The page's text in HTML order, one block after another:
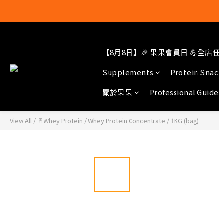
結帳輸入
【8月8日】🎉 果果會員日 💪全店
Supplements
Protein
關於果果
Professional
View All / 🥛Whey Protein /Whey Protein Concentrate / 1KG (bag)